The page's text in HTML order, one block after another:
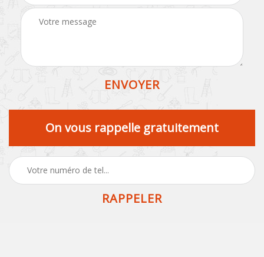
On vous rappelle gratuitement